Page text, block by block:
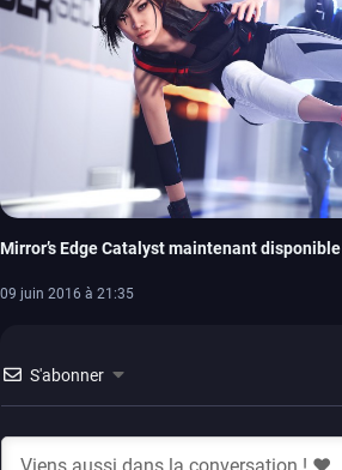
Mirror’s Edge Catalyst maintenant disponible
09 juin 2016 à 21:35
S'abonner